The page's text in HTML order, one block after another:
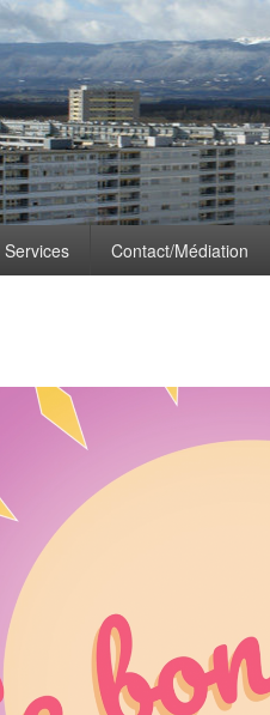
Services Contact/Médiation